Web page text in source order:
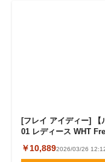
[フレイ アイディー] 【
01 レディース WHT
￥10,8892026/03/26